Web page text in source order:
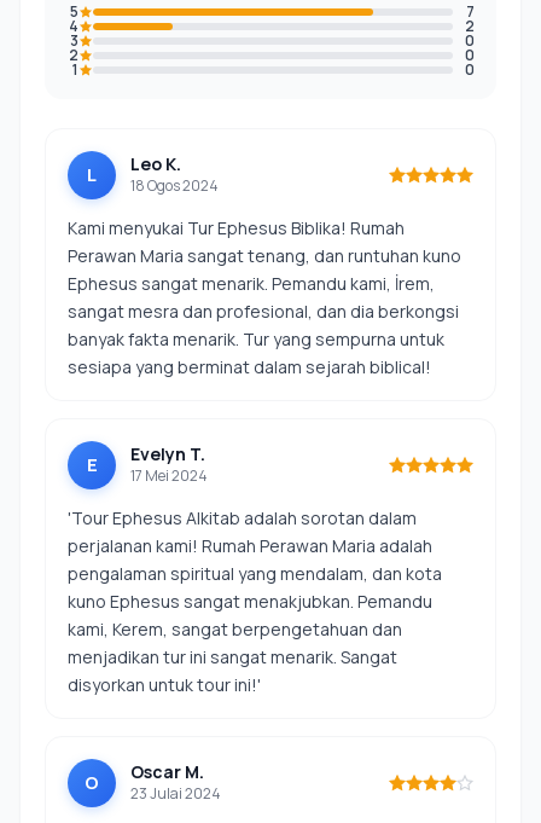
5 7
4 2
3 0
2 0
1 0
L Leo K.
18 Ogos 2024
Kami menyukai Tur Ephesus Biblika! Rumah
Perawan Maria sangat tenang, dan runtuhan kuno
Ephesus sangat menarik. Pemandu kami, İrem,
sangat mesra dan profesional, dan dia berkongsi
banyak fakta menarik. Tur yang sempurna untuk
sesiapa yang berminat dalam sejarah biblical!
E Evelyn T.
17 Mei 2024
'Tour Ephesus Alkitab adalah sorotan dalam
perjalanan kami! Rumah Perawan Maria adalah
pengalaman spiritual yang mendalam, dan kota
kuno Ephesus sangat menakjubkan. Pemandu
kami, Kerem, sangat berpengetahuan dan
menjadikan tur ini sangat menarik. Sangat
disyorkan untuk tour ini!'
O Oscar M.
23 Julai 2024